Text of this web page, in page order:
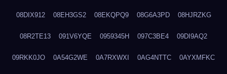
08DIX912 08EH3GS2 08EKQPQ9 08G6A3PD 08HJRZKG
08R2TE13 091V6YQE 0959345H 097C3BE4 09DI9AQ2
09RKK0JO 0A54G2WE 0A7RXWXI 0AG4NTTC 0AYXMFKC